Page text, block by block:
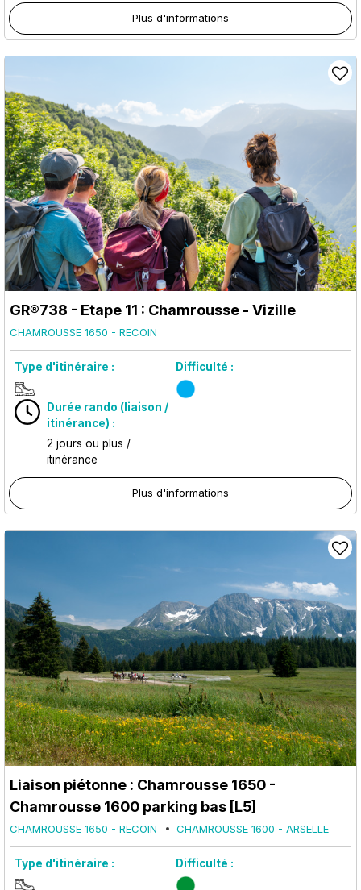
Plus d'informations
GR®738 - Etape 11 : Chamrousse - Vizille
CHAMROUSSE 1650 - RECOIN
Type d'itinéraire : Difficulté :
Durée rando (liaison /
itinérance) :
2 jours ou plus /
itinérance
Plus d'informations
Liaison piétonne : Chamrousse 1650 -
Chamrousse 1600 parking bas [L5]
CHAMROUSSE 1650 - RECOIN CHAMROUSSE 1600 - ARSELLE
Type d'itinéraire : Difficulté :